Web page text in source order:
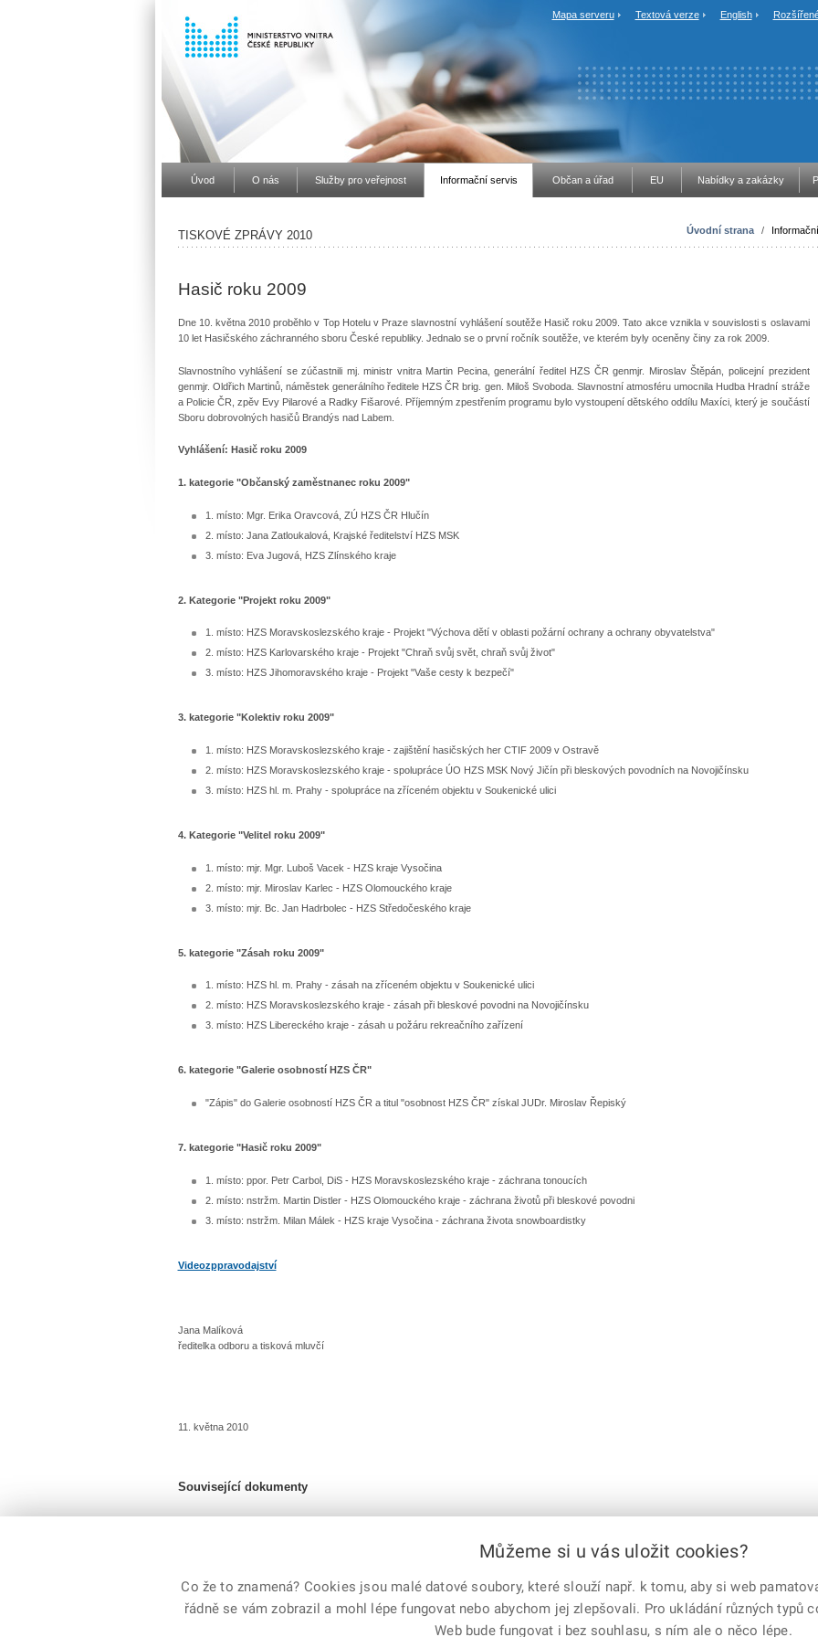
Mapa serveru Textová verze English
Úvod O nás Služby pro veřejnost Informační servis Občan a úřad EU Nabídky a zakázky
Úvodní strana /
TISKOVÉ ZPRÁVY 2010
Hasič roku 2009
Dne 10. května 2010 proběhlo v Top Hotelu v Praze slavnostní vyhlášení soutěže Hasič roku 2009. Tato akce vznikla v souvislosti s oslavami
10 let Hasičského záchranného sboru České republiky. Jednalo se o první ročník soutěže, ve kterém byly oceněny činy za rok 2009.
Slavnostního vyhlášení se zúčastnili mj. ministr vnitra Martin Pecina, generální ředitel HZS ČR genmjr. Miroslav Štěpán, policejní prezident
genmjr. Oldřich Martinů, náměstek generálního ředitele HZS ČR brig. gen. Miloš Svoboda. Slavnostní atmosféru umocnila Hudba Hradní stráže
a Policie ČR, zpěv Evy Pilarové a Radky Fišarové. Příjemným zpestřením programu bylo vystoupení dětského oddílu Maxíci, který je součástí
Sboru dobrovolných hasičů Brandýs nad Labem.
Vyhlášení: Hasič roku 2009
1. kategorie "Občanský zaměstnanec roku 2009"
1. místo: Mgr. Erika Oravcová, ZÚ HZS ČR Hlučín
2. místo: Jana Zatloukalová, Krajské ředitelství HZS MSK
3. místo: Eva Jugová, HZS Zlínského kraje
2. Kategorie "Projekt roku 2009"
1. místo: HZS Moravskoslezského kraje - Projekt "Výchova dětí v oblasti požární ochrany a ochrany obyvatelstva"
2. místo: HZS Karlovarského kraje - Projekt "Chraň svůj svět, chraň svůj život"
3. místo: HZS Jihomoravského kraje - Projekt "Vaše cesty k bezpečí"
3. kategorie "Kolektiv roku 2009"
1. místo: HZS Moravskoslezského kraje - zajištění hasičských her CTIF 2009 v Ostravě
2. místo: HZS Moravskoslezského kraje - spolupráce ÚO HZS MSK Nový Jičín při bleskových povodních na Novojičínsku
3. místo: HZS hl. m. Prahy - spolupráce na zříceném objektu v Soukenické ulici
4. Kategorie "Velitel roku 2009"
1. místo: mjr. Mgr. Luboš Vacek - HZS kraje Vysočina
2. místo: mjr. Miroslav Karlec - HZS Olomouckého kraje
3. místo: mjr. Bc. Jan Hadrbolec - HZS Středočeského kraje
5. kategorie "Zásah roku 2009"
1. místo: HZS hl. m. Prahy - zásah na zříceném objektu v Soukenické ulici
2. místo: HZS Moravskoslezského kraje - zásah při bleskové povodni na Novojičínsku
3. místo: HZS Libereckého kraje - zásah u požáru rekreačního zařízení
6. kategorie "Galerie osobností HZS ČR"
"Zápis" do Galerie osobností HZS ČR a titul "osobnost HZS ČR" získal JUDr. Miroslav Řepiský
7. kategorie "Hasič roku 2009"
1. místo: ppor. Petr Carbol, DiS - HZS Moravskoslezského kraje - záchrana tonoucích
2. místo: nstržm. Martin Distler - HZS Olomouckého kraje - záchrana životů při bleskové povodni
3. místo: nstržm. Milan Málek - HZS kraje Vysočina - záchrana života snowboardistky
Videozppravodajství
Jana Malíková
ředitelka odboru a tisková mluvčí
11. května 2010
Související dokumenty
vytisknout
e-mailem
Corp.
Facebook
Můžeme si u vás uložit cookies?
Co že to znamená? Cookies jsou malé datové soubory, které slouží např. k tomu, aby si web
řádně se vám zobrazil a mohl lépe fungovat nebo abychom jej zlepšovali. Pro ukládání různých typů
Web bude fungovat i bez souhlasu, s ním ale o něco lépe.